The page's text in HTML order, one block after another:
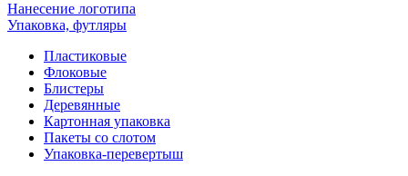
Нанесение логотипа
Упаковка, футляры
Пластиковые
Флоковые
Блистеры
Деревянные
Картонная упаковка
Пакеты со слотом
Упаковка-перевертыш